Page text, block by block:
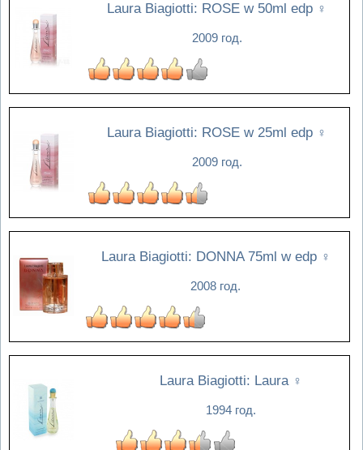
Laura Biagiotti: ROSE w 50ml edp ♀
2009 год.
Laura Biagiotti: ROSE w 25ml edp ♀
2009 год.
Laura Biagiotti: DONNA 75ml w edp ♀
2008 год.
Laura Biagiotti: Laura ♀
1994 год.